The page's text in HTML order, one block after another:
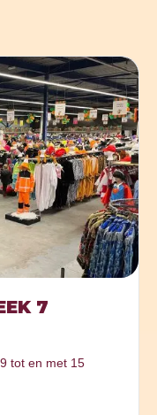
7
tot en met 15